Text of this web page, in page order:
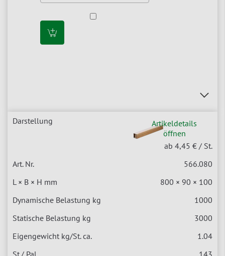
Artikeldetails
öffnen
ab 4,45 € / St.
566.080
800 × 90 × 100
1000
3000
1.04